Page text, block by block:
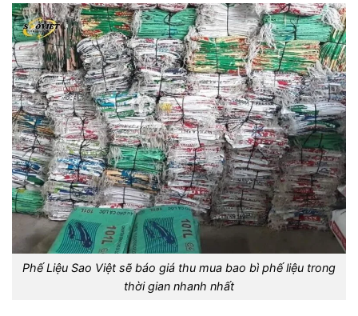
Phế Liệu Sao Việt sẽ báo giá thu mua bao bì phế liệu trong
thời gian nhanh nhất